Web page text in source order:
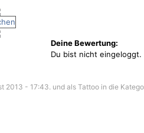
Deine Bewertung:
Du bist nicht eingeloggt.
2013 - 17:43. und als Tattoo in die